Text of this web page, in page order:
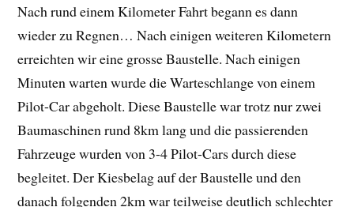
Nach rund einem Kilometer Fahrt begann es dann
wieder zu Regnen… Nach einigen weiteren Kilometern
erreichten wir eine grosse Baustelle. Nach einigen
Minuten warten wurde die Warteschlange von einem
Pilot-Car abgeholt. Diese Baustelle war trotz nur zwei
Baumaschinen rund 8km lang und die passierenden
Fahrzeuge wurden von 3-4 Pilot-Cars durch diese
begleitet. Der Kiesbelag auf der Baustelle und den
danach folgenden 2km war teilweise deutlich schlechter